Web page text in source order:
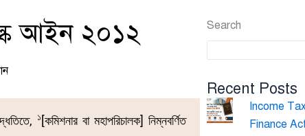
আইন ২০১২
১ [কমিশনার বা মহাপরিচালক] নিম্নবর্ণিত
Search
Recent Posts
Income
Finance